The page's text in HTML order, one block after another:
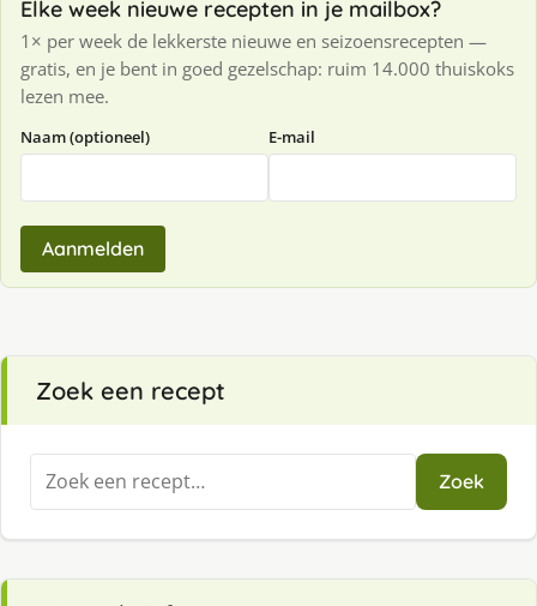
Elke week nieuwe recepten in je mailbox?
1× per week de lekkerste nieuwe en seizoensrecepten —
gratis, en je bent in goed gezelschap: ruim 14.000 thuiskoks
lezen mee.
Naam (optioneel) E-mail
Aanmelden
Zoek een recept
Zoeken
naar:
Zoek